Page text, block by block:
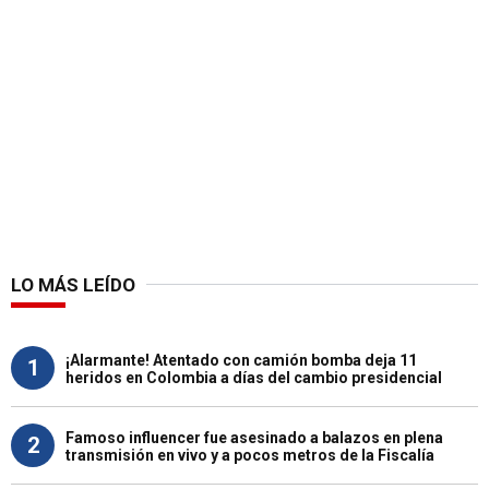
LO MÁS LEÍDO
1
¡Alarmante! Atentado con camión bomba deja 11
heridos en Colombia a días del cambio presidencial
2
Famoso influencer fue asesinado a balazos en plena
transmisión en vivo y a pocos metros de la Fiscalía